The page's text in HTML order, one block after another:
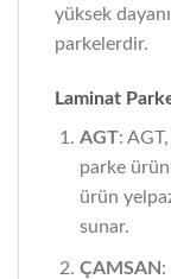
yüksek
parkelerdir.
Laminat
AGT:
parke
ürün
sunar.
ÇAMSAN :